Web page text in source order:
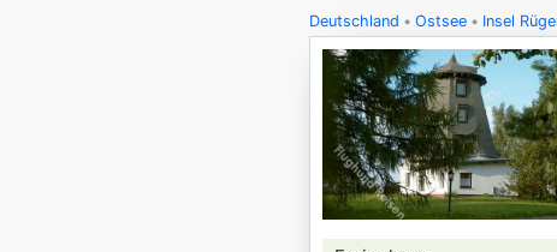
Deutschland Ostsee Insel